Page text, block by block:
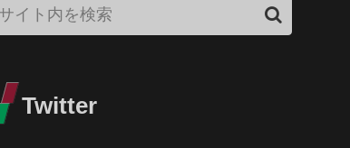
Twitter